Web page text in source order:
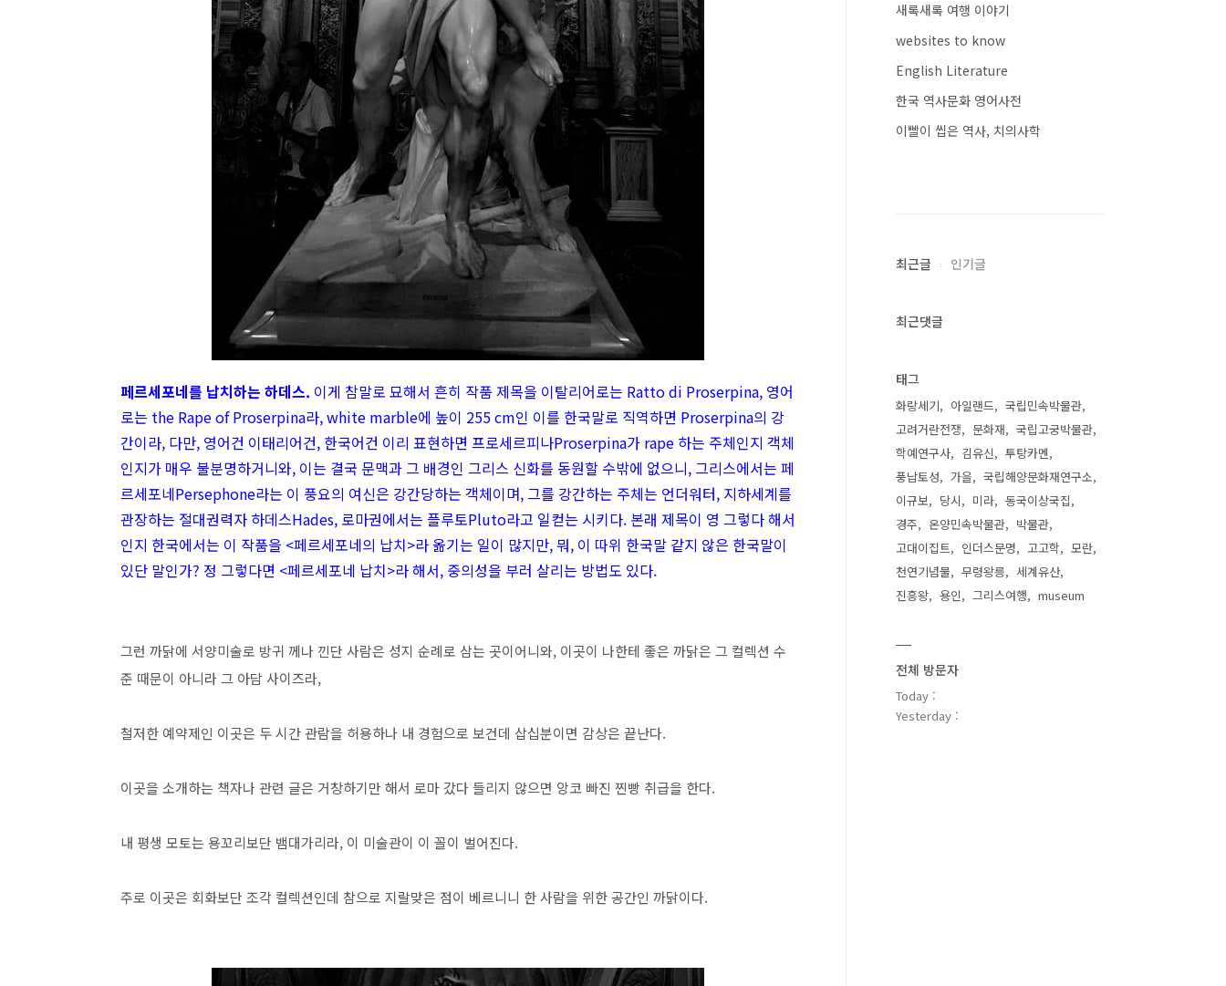
페르세포네를 납치하는 하데스. 이게 참말로 묘해서 흔히 작품 제목을 이탈리어로는 Ratto di Proserpina, 영어
로는 the Rape of Proserpina라,white marble에 높이 255 cm인 이를 한국말로 직역하면 Proserpina의 강
간이라, 다만, 영어건 이태리어건, 한국어건 이리 표현하면 프로세르피나Proserpina가 rape 하는 주체인지 객체
인지가 매우 불분명하거니와, 이는 결국 문맥과 그 배경인 그리스 신화를 동원할 수밖에 없으니, 그리스에서는 페
르세포네Persephone라는 이 풍요의 여신은 강간당하는 객체이며, 그를 강간하는 주체는 언더워터, 지하세계를
관장하는 절대권력자 하데스Hades, 로마권에서는 플루토Pluto라고 일컫는 시키다. 본래 제목이 영 그렇다 해서
인지 한국에서는 이 작품을 <페르세포네의 납치>라 옮기는 일이 많지만, 뭐, 이 따위 한국말 같지 않은 한국말이
있단 말인가? 정 그렇다면 <페르세포네 납치>라 해서, 중의성을 부러 살리는 방법도 있다.
그런 까닭에 서양미술로 방귀 께나 낀단 사람은 성지 순례로 삼는 곳이어니와, 이곳이 나한테 좋은 까닭은 그 컬렉션 수
준 때문이 아니라 그 아담 사이즈라,
철저한 예약제인 이곳은 두 시간 관람을 허용하나 내 경험으로 보건데 삽십분이면 감상은 끝난다.
이곳을 소개하는 책자나 관련 글은 거창하기만 해서 로마 갔다 들리지 않으면 앙코 빠진 찐빵 취급을 한다.
내 평생 모토는 용꼬리보단 뱀대가리라, 이 미술관이 이 꼴이 벌어진다.
주로 이곳은 회화보단 조각 컬렉션인데 참으로 지랄맞은 점이 베르니니 한 사람을 위한 공간인 까닭이다.
새록새록 여행 이야기
websites to know
English Literature
한국 역사문화 영어사전
이빨이 씹은 역사, 치의사학
최근글 인기글
최근댓글
태그
화랑세기 아일랜드
국립민속박물관
고려거란전쟁
문화재
국립고궁박물관
학예연구사
김유신
투탕카멘
풍납토성
가을
국립해양문화재연구소
이규보
당시 미라
동국이상국집
경주
온양민속박물관
박물관
고대이집트
인더스문명 고고학
모란
천연기념물
무령왕릉
세계유산
진흥왕
용인 그리스여행 museum
전체 방문자
Today :
Yesterday :